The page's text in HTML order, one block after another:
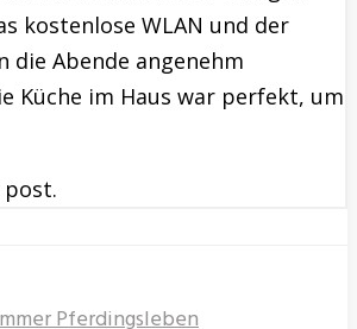
kostenlose WLAN und der
die Abende angenehm
Küche im Haus war perfekt, um
Pferdingsleben